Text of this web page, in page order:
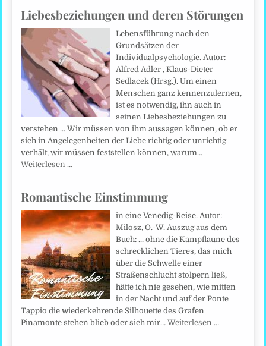
Liebesbeziehungen und deren Störungen
Lebensführung nach den
Grundsätzen der
Individualpsychologie. Autor:
Alfred Adler , Klaus-Dieter
Sedlacek (Hrsg.). Um einen
Menschen ganz kennenzulernen,
ist es notwendig, ihn auch in
seinen Liebesbeziehungen zu
verstehen ... Wir müssen von ihm aussagen können, ob er
sich in Angelegenheiten der Liebe richtig oder unrichtig
verhält, wir müssen feststellen können, warum…
Weiterlesen …
Romantische Einstimmung
in eine Venedig-Reise. Autor:
Milosz, O.-W. Auszug aus dem
Buch: ... ohne die Kampflaune des
schrecklichen Tieres, das mich
über die Schwelle einer
Straßenschlucht stolpern ließ,
hätte ich nie gesehen, wie mitten
in der Nacht und auf der Ponte
Tappio die wiederkehrende Silhouette des Grafen
Pinamonte stehen blieb oder sich mir…Weiterlesen …